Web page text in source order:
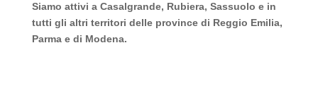
Siamo attivi a Casalgrande, Rubiera, Sassuolo e in
tutti gli altri territori delle province di Reggio Emilia,
Parma e di Modena.